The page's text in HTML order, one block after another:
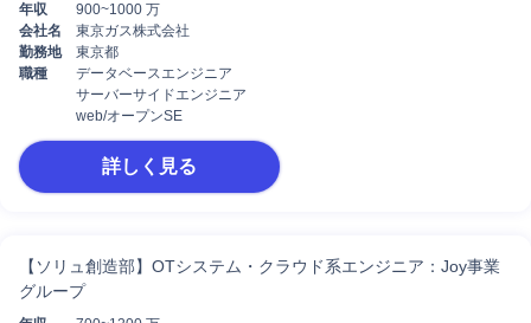
年収
900~1000 万
会社名
東京ガス株式会社
勤務地
東京都
職種
データベースエンジニア
サーバーサイドエンジニア
web/オープンSE
詳しく見る
【ソリュ創造部】OTシステム・クラウド系エンジニア：Joy事業
グループ